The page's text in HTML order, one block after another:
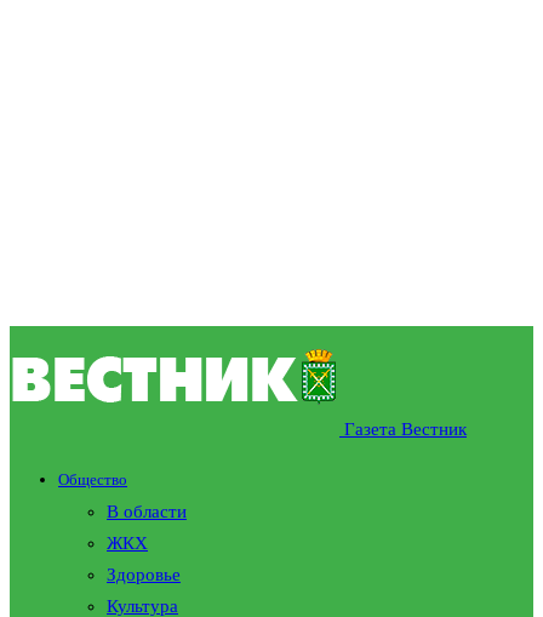
Газета Вестник
Общество
В области
ЖКХ
Здоровье
Культура